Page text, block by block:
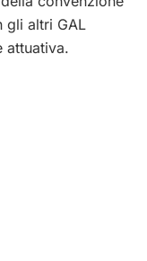
gli altri GAL
attuativa.